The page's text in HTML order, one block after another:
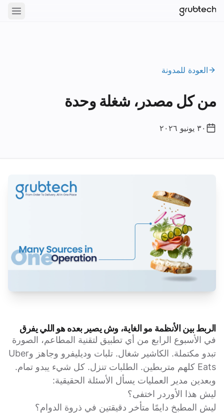
العودة للمدونة
من كل مصدر، شغلة وحدة
٣٠ يونيو ٢٠٢٦
الربط بين الأنظمة مو الغاية، وش يصير بعده هو اللي يفرق
في الأسبوع الرابع من أي تطبيق لتقنية المطاعم، الصورة
تبدو مكتملة. الكاشير شغال. تلبات وديليفرو وجاهز وUber
Eats كلهم متربطين. الطلبات تنزل. كل شيء يبدو تمام.
وبعدين مدير العمليات يسأل الأسئلة الحقيقية:
ليش هذا الأوردر اختفى؟
ليش المطبخ دايمًا متأخر دقيقتين في ذروة الدوام؟